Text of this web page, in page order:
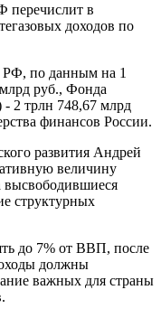
в
доходов по
РФ, по данным на 1
млрд руб., Фонда
2 трлн 748,67 млрд
финансов России.
развития Андрей
величину
высвободившиеся
структурных
до 7% от ВВП, после
должны
важных для страны